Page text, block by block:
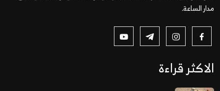
مدار الساعة.
الاكثر قراءة